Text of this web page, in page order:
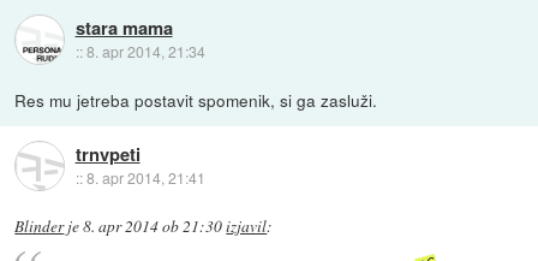
stara mama
::8. apr 2014, 21:34
Res mu jetreba postavit spomenik, si ga zasluži.
trnvpeti
::8. apr 2014, 21:41
Blinderje8. apr 2014 ob 21:30izjavil: